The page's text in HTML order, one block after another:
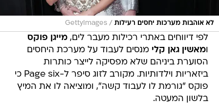
לא אוהבות מערכות יחסים רעילות /
GettyImages
לפי דיווחים באתרי רכילות מעבר לים,מייגן פוקס
ומאשין גאן קלי מנסים לעבוד על מערכת היחסים
הסוערת ביניהם שלא מפסיקה לייצר כותרות
ביזאריות וילדותיות. מקורב לזוג סיפר ל-Page six כי
פוקס "גורמת לו לעבוד קשה", ומוציאה לו את המיץ
בלשון המעטה.